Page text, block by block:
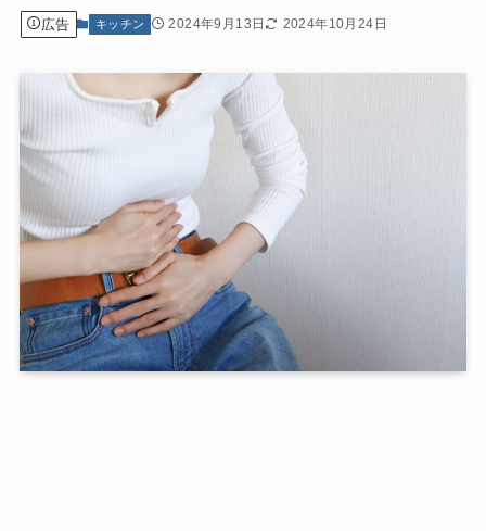
広告 キッチン 2024年9月13日 2024年10月24日